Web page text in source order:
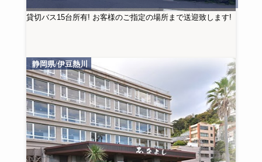
貸切バス15台所有! お客様のご指定の場所まで送迎致します!
静岡県/伊豆熱川